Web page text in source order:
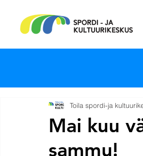
Mai kuu
sammu!
Toila spordi-ja